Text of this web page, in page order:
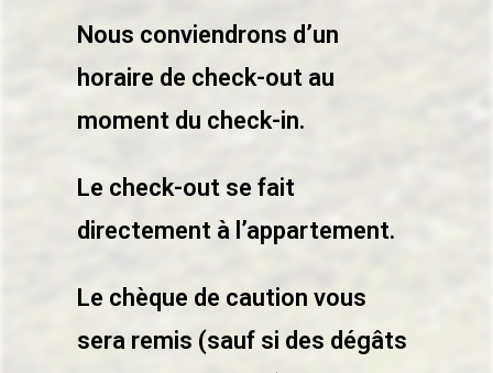
Nous conviendrons d’un
horaire de check-out au
moment du check-in.
Le check-out se fait
directement à l’appartement.
Le chèque de caution vous
sera remis (sauf si des dégâts